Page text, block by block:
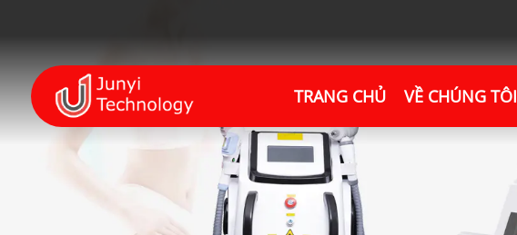
TRANG CHỦ VỀ CHÚNG TÔI